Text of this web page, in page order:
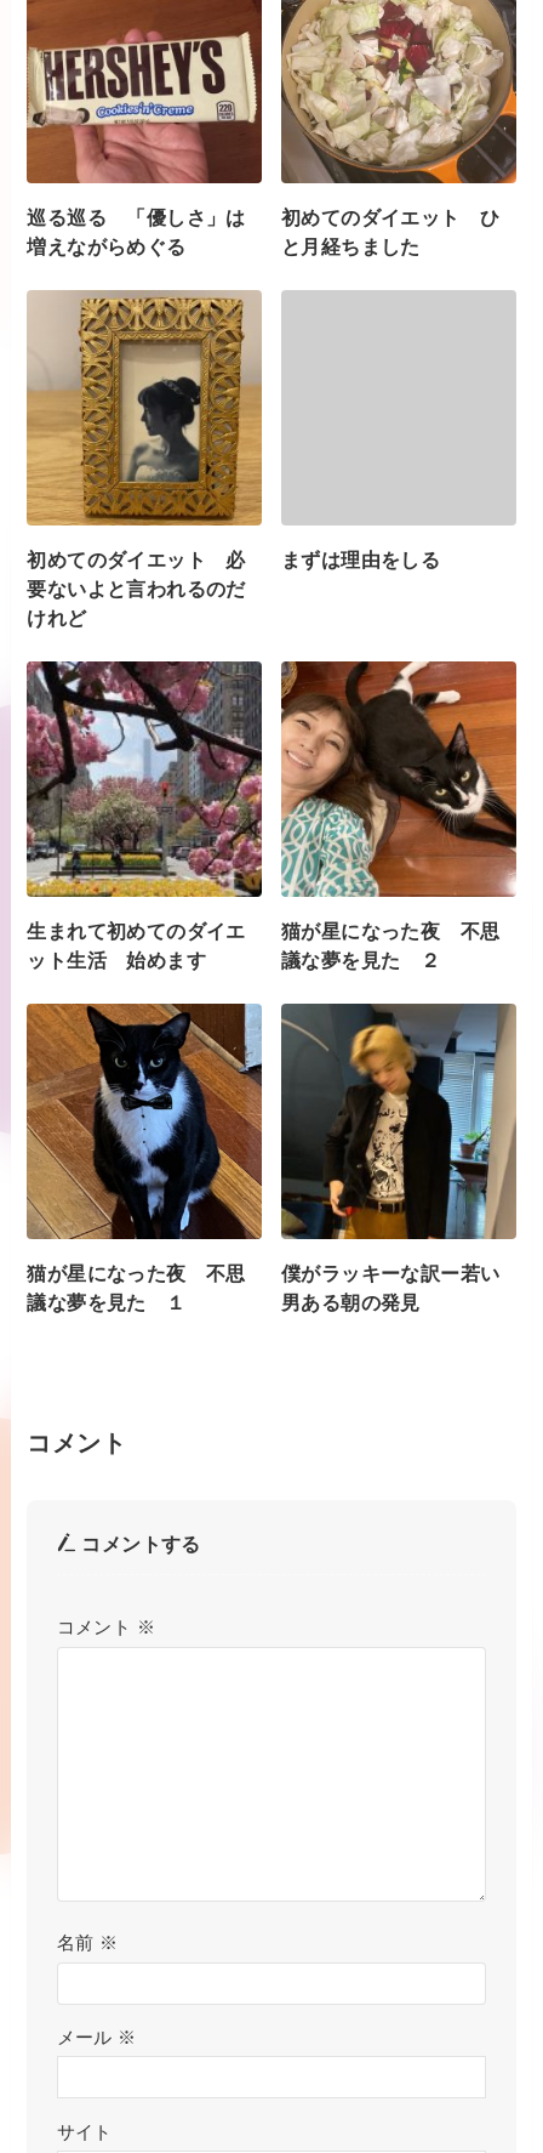
巡る巡る 「優しさ」は
増えながらめぐる
初めてのダイエット ひ
と月経ちました
初めてのダイエット 必
要ないよと言われるのだ
けれど
まずは理由をしる
生まれて初めてのダイエ
ット生活 始めます
猫が星になった夜 不思
議な夢を見た ２
猫が星になった夜 不思
議な夢を見た １
僕がラッキーな訳ー若い
男ある朝の発見
コメント
コメントする
コメント ※
名前 ※
メール ※
サイト